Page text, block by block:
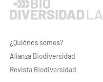
¿Quiénes somos?
Alianza Biodiversidad
Revista Biodiversidad